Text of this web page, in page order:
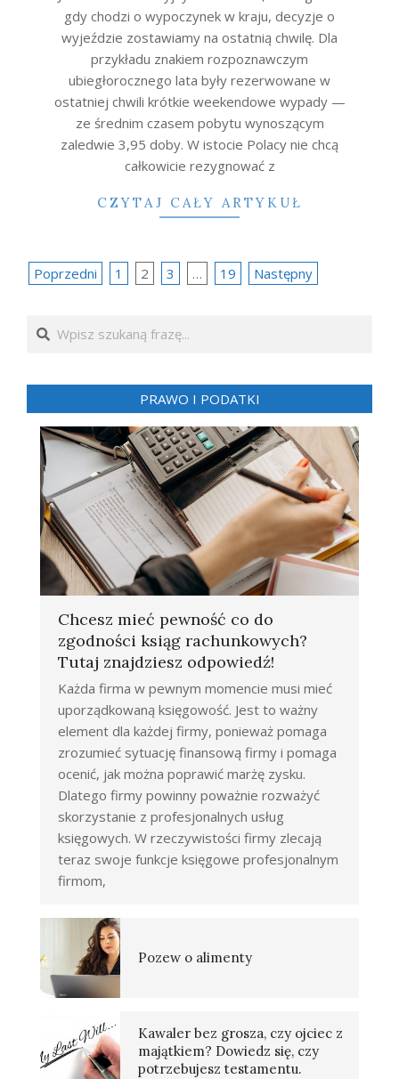
gdy chodzi o wypoczynek w kraju, decyzje o
wyjeździe zostawiamy na ostatnią chwilę. Dla
przykładu znakiem rozpoznawczym
ubiegłorocznego lata były rezerwowane w
ostatniej chwili krótkie weekendowe wypady —
ze średnim czasem pobytu wynoszącym
zaledwie 3,95 doby. W istocie Polacy nie chcą
całkowicie rezygnować z
CZYTAJ CAŁY ARTYKUŁ
Nawigacja
wpisach
Poprzedni 1 2 3 … 19 Następny
Search
PRAWO I PODATKI
Chcesz mieć pewność co do
zgodności ksiąg rachunkowych?
Tutaj znajdziesz odpowiedź!
Każda firma w pewnym momencie musi mieć
uporządkowaną księgowość. Jest to ważny
element dla każdej firmy, ponieważ pomaga
zrozumieć sytuację finansową firmy i pomaga
ocenić, jak można poprawić marżę zysku.
Dlatego firmy powinny poważnie rozważyć
skorzystanie z profesjonalnych usług
księgowych. W rzeczywistości firmy zlecają
teraz swoje funkcje księgowe profesjonalnym
firmom,
Pozew o alimenty
Kawaler bez grosza, czy ojciec z
majątkiem? Dowiedz się, czy
potrzebujesz testamentu.